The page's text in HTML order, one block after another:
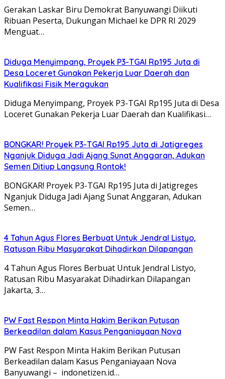
Gerakan Laskar Biru Demokrat Banyuwangi Diikuti
Ribuan Peserta, Dukungan Michael ke DPR RI 2029
Menguat…
Diduga Menyimpang, Proyek P3-TGAI Rp195 Juta di
Desa Loceret Gunakan Pekerja Luar Daerah dan
Kualifikasi Fisik Meragukan
Diduga Menyimpang, Proyek P3-TGAI Rp195 Juta di Desa
Loceret Gunakan Pekerja Luar Daerah dan Kualifikasi…
BONGKAR! Proyek P3-TGAI Rp195 Juta di Jatigreges
Nganjuk Diduga Jadi Ajang Sunat Anggaran, Adukan
Semen Ditiup Langsung Rontok!
BONGKAR! Proyek P3-TGAI Rp195 Juta di Jatigreges
Nganjuk Diduga Jadi Ajang Sunat Anggaran, Adukan
Semen…
4 Tahun Agus Flores Berbuat Untuk Jendral Listyo,
Ratusan Ribu Masyarakat Dihadirkan Dilapangan
4 Tahun Agus Flores Berbuat Untuk Jendral Listyo,
Ratusan Ribu Masyarakat Dihadirkan Dilapangan
Jakarta, 3…
PW Fast Respon Minta Hakim Berikan Putusan
Berkeadilan dalam Kasus Penganiayaan Nova
PW Fast Respon Minta Hakim Berikan Putusan
Berkeadilan dalam Kasus Penganiayaan Nova
Banyuwangi – indonetizen.id…